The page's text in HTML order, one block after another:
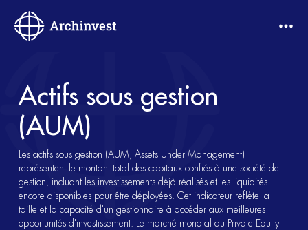
Actifs sous gestion
(AUM)
Les actifs sous gestion (AUM, Assets Under Management)
représentent le montant total des capitaux confiés à une société de
gestion, incluant les investissements déjà réalisés et les liquidités
encore disponibles pour être déployées. Cet indicateur reflète la
taille et la capacité d'un gestionnaire à accéder aux meilleures
opportunités d'investissement. Le marché mondial du Private Equity